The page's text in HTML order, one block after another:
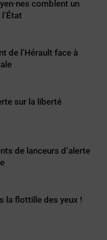
comblent un
de l’Hérault face à
sur la liberté
de lanceurs d’alerte
la flottille des yeux !